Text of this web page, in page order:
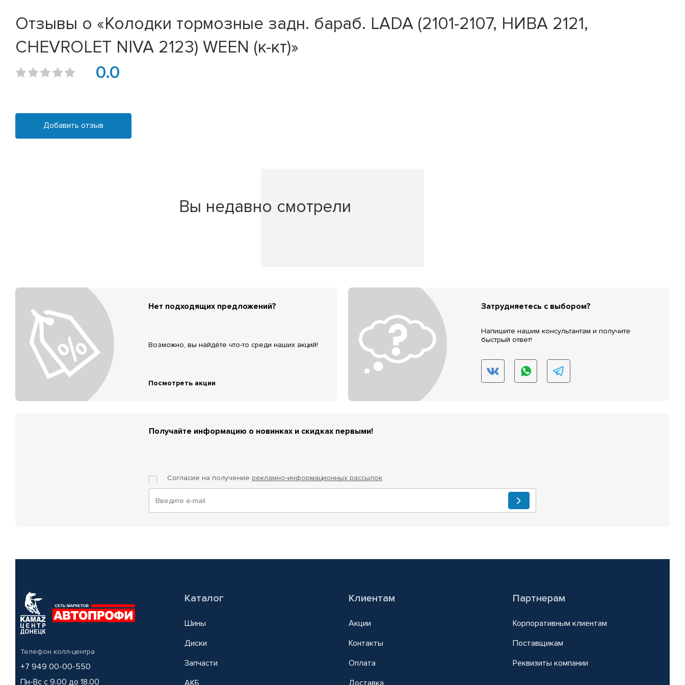
Отзывы о «Колодки тормозные задн. бараб. LADA (2101-2107, НИВА 2121,
CHEVROLET NIVA 2123) WEEN (к-кт)»
0.0
Добавить отзыв
Вы недавно смотрели
Нет подходящих предложений?
Возможно, вы найдёте что-то среди наших акций!
Посмотреть акции
Затрудняетесь с выбором?
Напишите нашим консультантам и получите
быстрый ответ!
Получайте информацию о новинках и скидках первыми!
Согласие на получение рекламно-информационных рассылок
Телефон колл-центра
+7 949 00-00-550
Пн-Вс с 9.00 до 18.00
Каталог
Шины
Диски
Запчасти
АКБ
Клиентам
Акции
Контакты
Оплата
Доставка
Партнерам
Корпоративным клиентам
Поставщикам
Реквизиты компании